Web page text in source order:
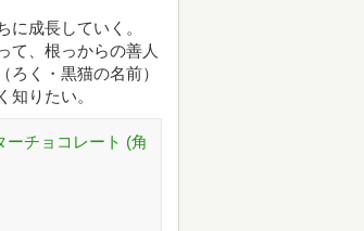
成長していく。
て、根っからの善人
く・黒猫の名前）
りたい。
チョコレート (角